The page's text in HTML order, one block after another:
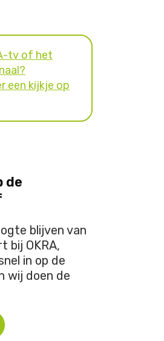
tv of het
een kijkje op
de
blijven van
bij OKRA,
in op de
wij doen de